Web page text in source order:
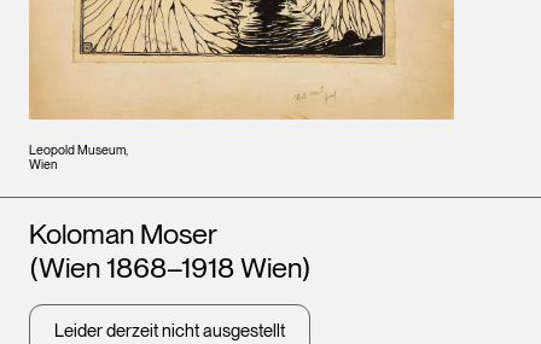
Leopold Museum,
Wien
Künstler*innen
Koloman Moser
(Wien 1868–1918 Wien)
Leider derzeit nicht ausgestellt